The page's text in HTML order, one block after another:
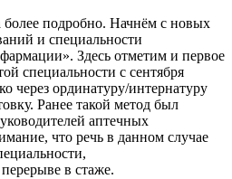
более подробно. Начнём с новых
и специальности
Здесь отметим и первое
специальности с сентября
через ординатуру/интернатуру
Ранее такой метод был
аптечных
что речь в данном случае
в стаже.